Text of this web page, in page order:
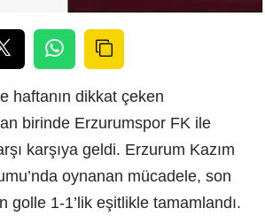
haftanın dikkat çeken
birinde Erzurumspor FK ile
karşıya geldi. Erzurum Kazım
oynanan mücadele, son
golle 1-1’lik eşitlikle tamamlandı.